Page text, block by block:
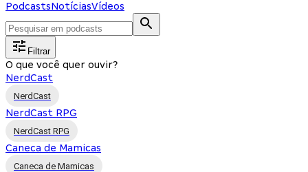
PodcastsNotíciasVídeos
Filtrar
O que você quer ouvir?
NerdCast
NerdCast
NerdCast RPG
NerdCast RPG
Caneca de Mamicas
Caneca de Mamicas